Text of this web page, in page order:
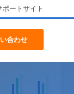
ポートサイト
合わせ